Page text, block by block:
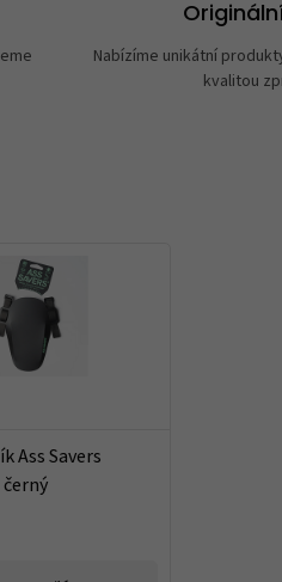
Nabízíme unikátní
kvalitou
Ass Savers